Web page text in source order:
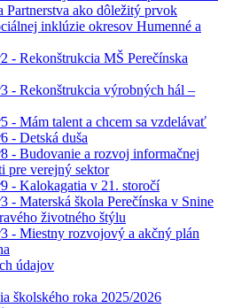
Partnerstva ako dôležitý prvok
inklúzie okresov Humenné a
- Rekonštrukcia MŠ Perečínska
- Rekonštrukcia výrobných hál –
- Mám talent a chcem sa vzdelávať
- Detská duša
- Budovanie a rozvoj informačnej
pre verejný sektor
- Kalokagatia v 21. storočí
- Materská škola Perečínska v Snine
životného štýlu
- Miestny rozvojový a akčný plán
údajov
školského roka 2025/2026